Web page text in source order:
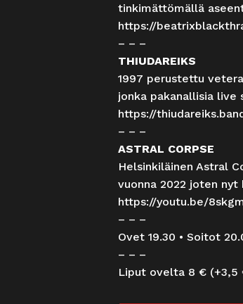
tinkimättömällä
https://
– – –
THIUDAREIKS
1997 perustettu
jonka pakanallisia live
https://
– – –
ASTRAL CORPSE
Helsinkiläinen Astral
vuonna 2022 joten
https://youtu.be/
– – –
Ovet 19.30 • Soitot
– – –
Liput ovelta 8 € (+3,5